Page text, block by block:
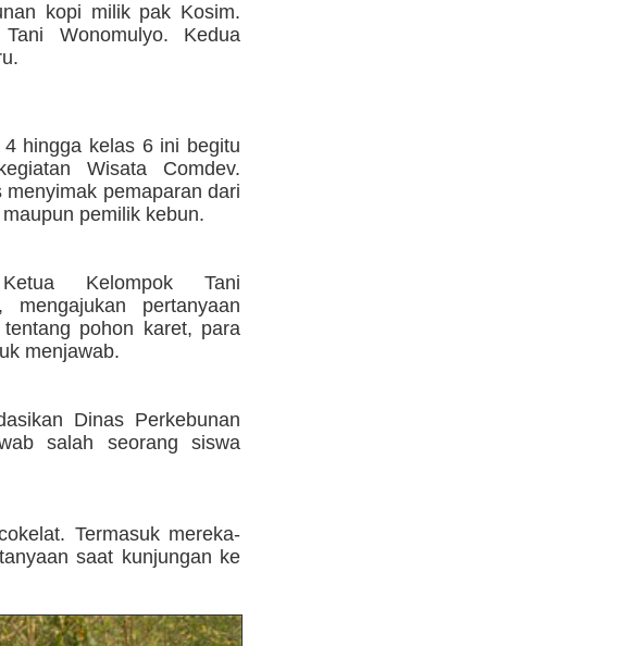
kopi milik pak Kosim.
Wonomulyo. Kedua
hingga kelas 6 ini begitu
Wisata Comdev.
pemaparan dari
pemilik kebun.
Kelompok Tani
mengajukan pertanyaan
pohon karet, para
menjawab.
Dinas Perkebunan
salah seorang siswa
Termasuk mereka-
saat kunjungan ke